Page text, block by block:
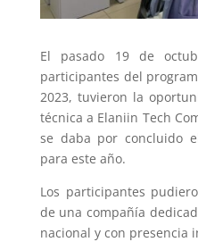
El pasado 19 de
participantes del
2023, tuvieron la
técnica a Elaniin Tech
se daba por concluido
para este año.
Los participantes
de una compañía
nacional y con presencia